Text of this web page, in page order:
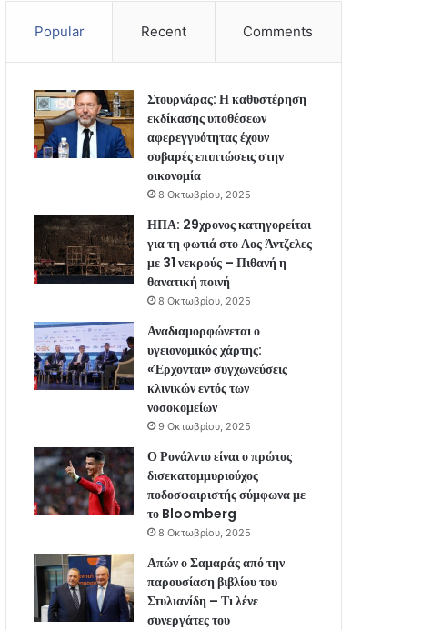
Popular Recent Comments
Στουρνάρας: Η καθυστέρηση
εκδίκασης υποθέσεων
αφερεγγυότητας έχουν
σοβαρές επιπτώσεις στην
οικονομία
8 Οκτωβρίου, 2025
ΗΠΑ: 29χρονος κατηγορείται
για τη φωτιά στο Λος Άντζελες
με 31 νεκρούς – Πιθανή η
θανατική ποινή
8 Οκτωβρίου, 2025
Αναδιαμορφώνεται ο
υγειονομικός χάρτης:
«Έρχονται» συγχωνεύσεις
κλινικών εντός των
νοσοκομείων
9 Οκτωβρίου, 2025
Ο Ρονάλντο είναι ο πρώτος
δισεκατομμυριούχος
ποδοσφαιριστής σύμφωνα με
το Bloomberg
8 Οκτωβρίου, 2025
Απών ο Σαμαράς από την
παρουσίαση βιβλίου του
Στυλιανίδη – Τι λένε
συνεργάτες του